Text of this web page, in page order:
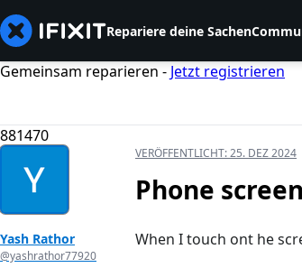
Repariere deine Sachen
Gemeinsam reparieren - Jetzt registrieren
881470
Yash Rathor
@yashrathor77920
VERÖFFENTLICHT:25. DEZ 2024
Phone
When I touch ont he